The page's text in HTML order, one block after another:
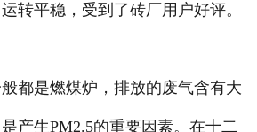
转平稳，受到了砖厂用户好评。
是燃煤炉，排放的废气含有大
产生PM2.5的重要因素。在十二